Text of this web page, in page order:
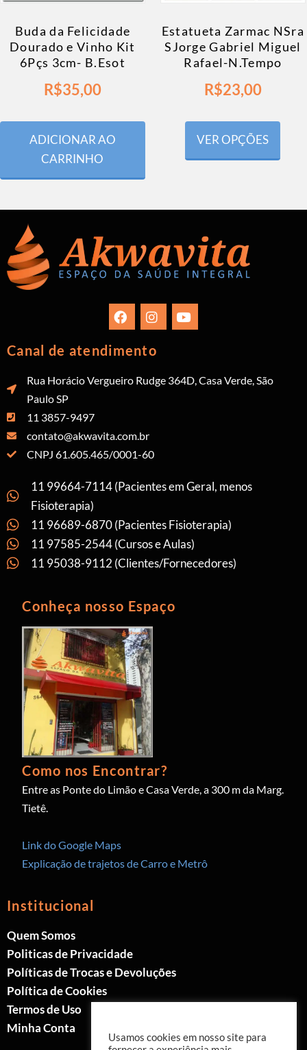
Buda da Felicidade
Dourado e Vinho Kit
6Pçs 3cm- B.Esot
R$35,00
ADICIONAR AO
CARRINHO
Estatueta Zarmac NSra
SJorge Gabriel Miguel
Rafael-N.Tempo
R$23,00
VER OPÇÕES
Canal de atendimento
Rua Horácio Vergueiro Rudge 364D, Casa Verde, São
Paulo SP
11 3857-9497
contato@akwavita.com.br
CNPJ 61.605.465/0001-60
11 99664-7114 (Pacientes em Geral, menos
Fisioterapia)
11 96689-6870 (Pacientes Fisioterapia)
11 97585-2544 (Cursos e Aulas)
11 95038-9112 (Clientes/Fornecedores)
Conheça nosso Espaço
Como nos Encontrar?
Entre as Ponte do Limão e Casa Verde, a 300 m da Marg.
Tietê.
Link do Google Maps
Explicação de trajetos de Carro e Metrô
Institucional
Quem Somos
Politicas de Privacidade
Políticas de Trocas e Devoluções
Política de Cookies
Termos de Uso
Minha Conta
Usamos cookies em nosso site para